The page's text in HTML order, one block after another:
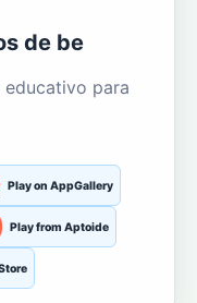
de be
educativo para
Play on AppGallery
Play from Aptoide